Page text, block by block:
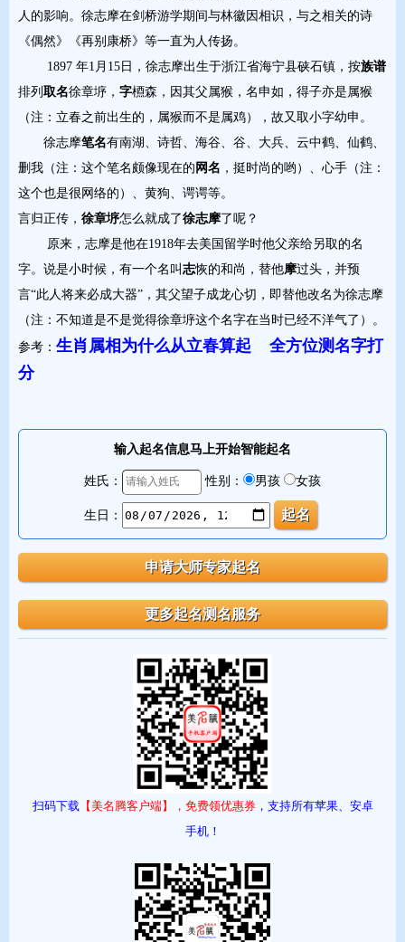
人的影响。徐志摩在剑桥游学期间与林徽因相识，与之相关的诗
《偶然》《再别康桥》等一直为人传扬。
1897 年1月15日，徐志摩出生于浙江省海宁县硖石镇，按族谱
排列 取名徐章垿， 字槱森，因其父属猴，名申如，得子亦是属猴
（注：立春之前出生的，属猴而不是属鸡），故又取小字幼申。
徐志摩笔名有南湖、诗哲、海谷、谷、大兵、云中鹤、仙鹤、
删我（注：这个笔名颇像现在的 网名 ，挺时尚的哟）、心手（注：
这个也是很网络的）、黄狗、谔谔等。
言归正传， 徐章垿怎么就成了徐志摩了呢？
原来，志摩是他在1918年去美国留学时他父亲给另取的名
字。说是小时候，有一个名叫 志恢的和尚，替他摩过头，并预
言“此人将来必成大器”，其父望子成龙心切，即替他改名为徐志摩
（注：不知道是不是觉得徐章垿这个名字在当时已经不洋气了）。
参考： 生肖属相为什么从立春算起
全方位测名字打
分
输入起名信息马上开始智能起名
姓氏： 性别： 男孩 女孩
生日：
扫码下载【美名腾客户端】，免费领优惠券，支持所有苹果、安卓
手机！